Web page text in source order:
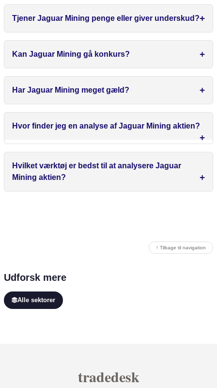
Tjener Jaguar Mining penge eller giver underskud?
Kan Jaguar Mining gå konkurs?
Har Jaguar Mining meget gæld?
Hvor finder jeg en analyse af Jaguar Mining aktien?
Hvilket værktøj er bedst til at analysere Jaguar
Mining aktien?
↑ Tilbage til navigation
Udforsk mere
Alle sektorer
tradedesk